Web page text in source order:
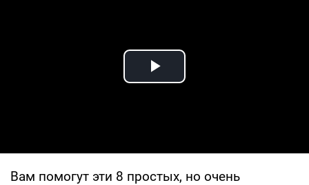
Play Video
Вам помогут эти 8 простых, но очень